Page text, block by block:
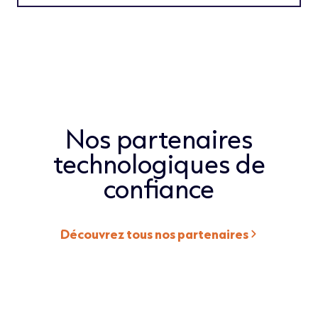
Nos partenaires
technologiques de
confiance
Découvrez tous nos partenaires